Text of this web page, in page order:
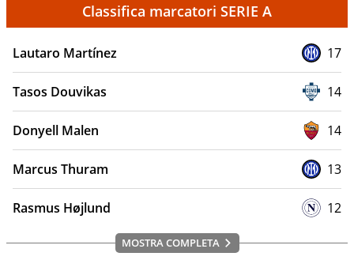
Classifica marcatori SERIE A
Lautaro Martínez 17
Tasos Douvikas 14
Donyell Malen 14
Marcus Thuram 13
Rasmus Højlund 12
MOSTRA COMPLETA